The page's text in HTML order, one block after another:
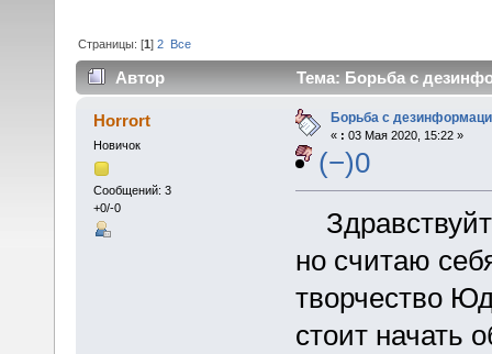
Страницы: [1]2 Все
Автор Тема: Борьба с
Horrort
Новичок
Сообщений: 3
+0/-0
Борьба с
« : 03 Мая 2020, 15:22 »
(−)0
но считаю
творчество
стоит начать